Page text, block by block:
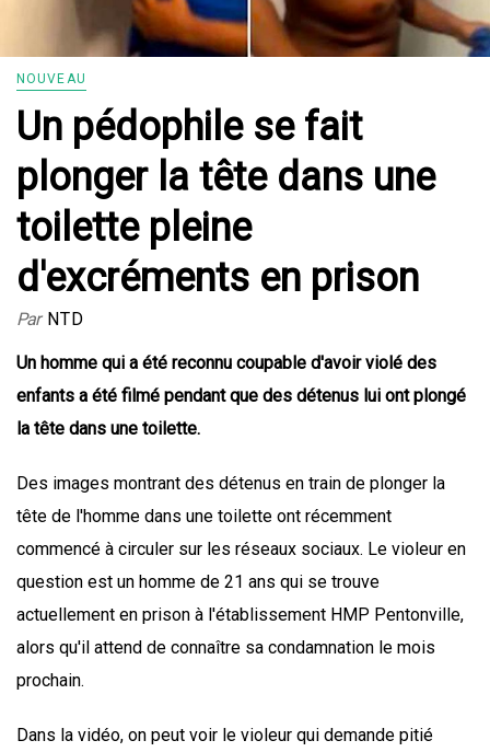
NOUVEAU
Un pédophile se fait
plonger la tête dans une
toilette pleine
d'excréments en prison
Par NTD
Un homme qui a été reconnu coupable d'avoir violé des
enfants a été filmé pendant que des détenus lui ont plongé
la tête dans une toilette.
Des images montrant des détenus en train de plonger la
tête de l'homme dans une toilette ont récemment
commencé à circuler sur les réseaux sociaux. Le violeur en
question est un homme de 21 ans qui se trouve
actuellement en prison à l'établissement HMP Pentonville,
alors qu'il attend de connaître sa condamnation le mois
prochain.
Dans la vidéo, on peut voir le violeur qui demande pitié